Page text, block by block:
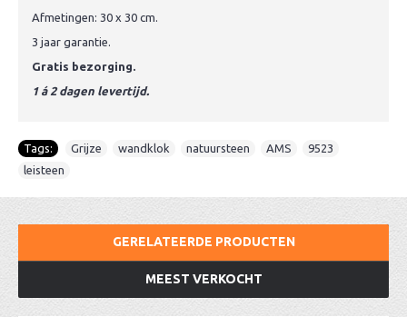
Afmetingen: 30 x 30 cm.
3 jaar garantie.
Gratis bezorging.
1 á 2 dagen levertijd.
Tags: Grijze wandklok natuursteen AMS 9523
leisteen
GERELATEERDE PRODUCTEN
MEEST VERKOCHT